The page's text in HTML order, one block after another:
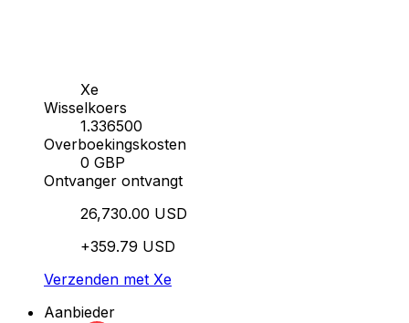
Xe
Wisselkoers
1.336500
Overboekingskosten
0 GBP
Ontvanger ontvangt
26,730.00 USD
+359.79 USD
Verzenden met Xe
Aanbieder